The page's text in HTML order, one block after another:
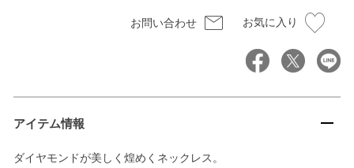
お問い合わせ お気に入り
アイテム情報
ダイヤモンドが美しく煌めくネックレス。